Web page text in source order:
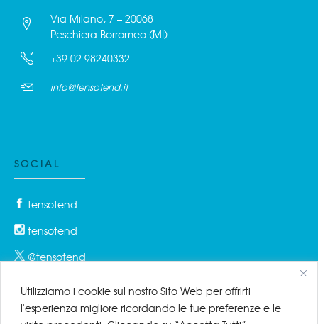
Utilizziamo i cookie sul nostro Sito Web per offrirti
l'esperienza migliore ricordando le tue preferenze e le
Via Milano, 7 – 20068
Peschiera Borromeo (MI)
+39 02.98240332
info@tensotend.it
SOCIAL
tensotend
tensotend
@tensotend
PRIVACY & COOKIES